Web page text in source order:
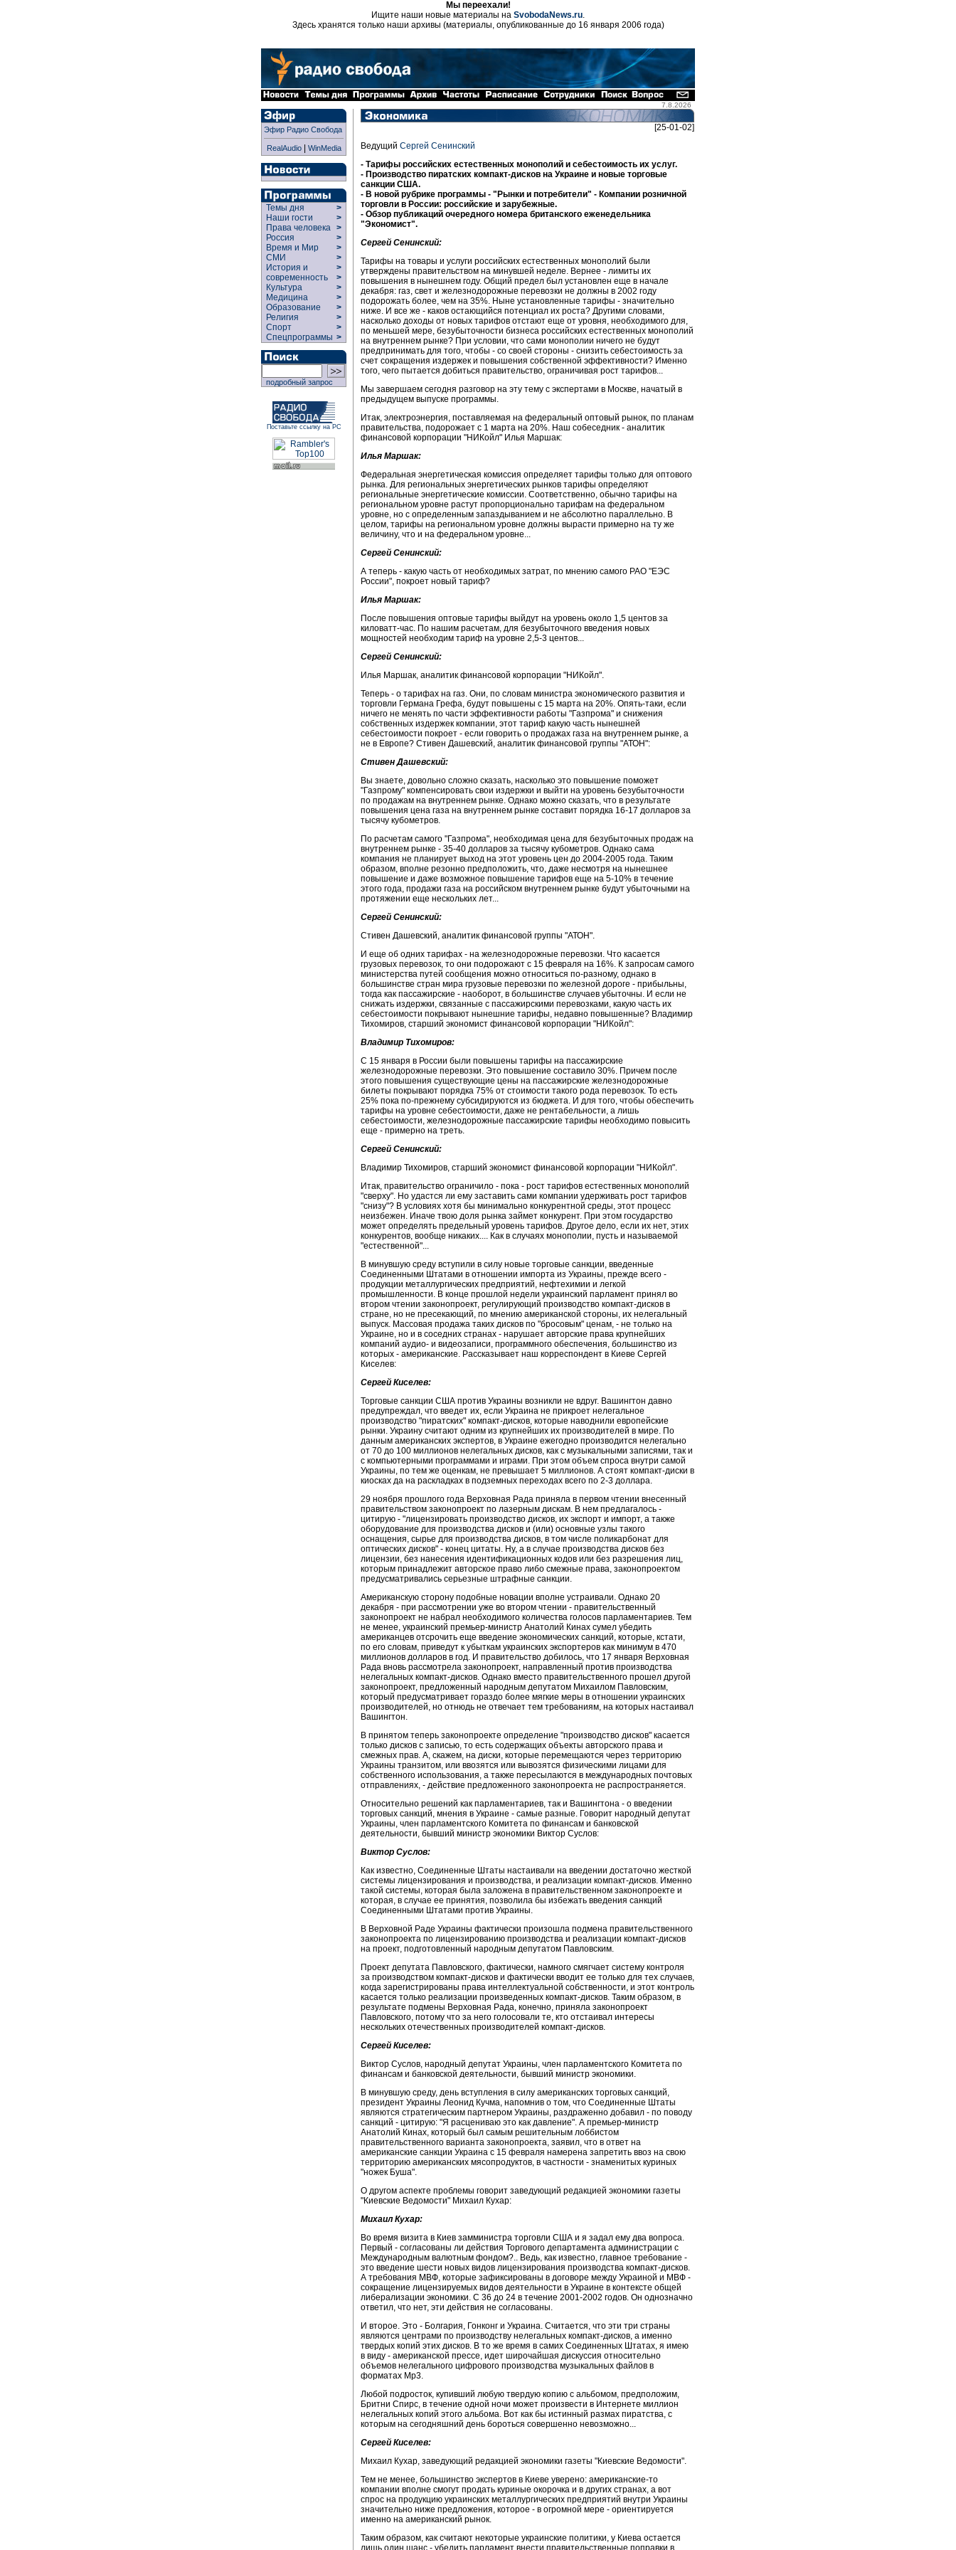
Мы переехали!
Ищите наши новые материалы на SvobodaNews.ru.
Здесь хранятся только наши архивы (материалы, опубликованные до 16 января 2006 года)
7.8.2026
Эфир Радио Свобода
RealAudio| WinMedia
Темы дня
>
Наши гости
>
Права человека >
Россия
>
Время и Мир
>
СМИ
>
История и
современность
>
>
Культура
>
Медицина
>
Образование
>
Религия
>
Спорт
>
Спецпрограммы >
подробный запрос
Поставьте ссылку на РС
[25-01-02]
Ведущий Сергей Сенинский
- Тарифы российских естественных монополий и себестоимость их услуг.
- Производство пиратских компакт-дисков на Украине и новые торговые
санкции США.
- В новой рубрике программы - "Рынки и потребители" - Компании розничной
торговли в России: российские и зарубежные.
- Обзор публикаций очередного номера британского еженедельника
"Экономист".
Сергей Сенинский:
Тарифы на товары и услуги российских естественных монополий были
утверждены правительством на минувшей неделе. Вернее - лимиты их
повышения в нынешнем году. Общий предел был установлен еще в начале
декабря: газ, свет и железнодорожные перевозки не должны в 2002 году
подорожать более, чем на 35%. Ныне установленные тарифы - значительно
ниже. И все же - каков остающийся потенциал их роста? Другими словами,
насколько доходы от новых тарифов отстают еще от уровня, необходимого для,
по меньшей мере, безубыточности бизнеса российских естественных монополий
на внутреннем рынке? При условии, что сами монополии ничего не будут
предпринимать для того, чтобы - со своей стороны - снизить себестоимость за
счет сокращения издержек и повышения собственной эффективности? Именно
того, чего пытается добиться правительство, ограничивая рост тарифов...
Мы завершаем сегодня разговор на эту тему с экспертами в Москве, начатый в
предыдущем выпуске программы.
Итак, электроэнергия, поставляемая на федеральный оптовый рынок, по планам
правительства, подорожает с 1 марта на 20%. Наш собеседник - аналитик
финансовой корпорации "НИКойл" Илья Маршак:
Илья Маршак:
Федеральная энергетическая комиссия определяет тарифы только для оптового
рынка. Для региональных энергетических рынков тарифы определяют
региональные энергетические комиссии. Соответственно, обычно тарифы на
региональном уровне растут пропорционально тарифам на федеральном
уровне, но с определенным запаздыванием и не абсолютно параллельно. В
целом, тарифы на региональном уровне должны вырасти примерно на ту же
величину, что и на федеральном уровне...
Сергей Сенинский:
А теперь - какую часть от необходимых затрат, по мнению самого РАО "ЕЭС
России", покроет новый тариф?
Илья Маршак:
После повышения оптовые тарифы выйдут на уровень около 1,5 центов за
киловатт-час. По нашим расчетам, для безубыточного введения новых
мощностей необходим тариф на уровне 2,5-3 центов...
Сергей Сенинский:
Илья Маршак, аналитик финансовой корпорации "НИКойл".
Теперь - о тарифах на газ. Они, по словам министра экономического развития и
торговли Германа Грефа, будут повышены с 15 марта на 20%. Опять-таки, если
ничего не менять по части эффективности работы "Газпрома" и снижения
собственных издержек компании, этот тариф какую часть нынешней
себестоимости покроет - если говорить о продажах газа на внутреннем рынке, а
не в Европе? Стивен Дашевский, аналитик финансовой группы "АТОН":
Стивен Дашевский:
Вы знаете, довольно сложно сказать, насколько это повышение поможет
"Газпрому" компенсировать свои издержки и выйти на уровень безубыточности
по продажам на внутреннем рынке. Однако можно сказать, что в результате
повышения цена газа на внутреннем рынке составит порядка 16-17 долларов за
тысячу кубометров.
По расчетам самого "Газпрома", необходимая цена для безубыточных продаж на
внутреннем рынке - 35-40 долларов за тысячу кубометров. Однако сама
компания не планирует выход на этот уровень цен до 2004-2005 года. Таким
образом, вполне резонно предположить, что, даже несмотря на нынешнее
повышение и даже возможное повышение тарифов еще на 5-10% в течение
этого года, продажи газа на российском внутреннем рынке будут убыточными на
протяжении еще нескольких лет...
Сергей Сенинский:
Стивен Дашевский, аналитик финансовой группы "АТОН".
И еще об одних тарифах - на железнодорожные перевозки. Что касается
грузовых перевозок, то они подорожают с 15 февраля на 16%. К запросам самого
министерства путей сообщения можно относиться по-разному, однако в
большинстве стран мира грузовые перевозки по железной дороге - прибыльны,
тогда как пассажирские - наоборот, в большинстве случаев убыточны. И если не
снижать издержки, связанные с пассажирскими перевозками, какую часть их
себестоимости покрывают нынешние тарифы, недавно повышенные? Владимир
Тихомиров, старший экономист финансовой корпорации "НИКойл":
Владимир Тихомиров:
С 15 января в России были повышены тарифы на пассажирские
железнодорожные перевозки. Это повышение составило 30%. Причем после
этого повышения существующие цены на пассажирские железнодорожные
билеты покрывают порядка 75% от стоимости такого рода перевозок. То есть
25% пока по-прежнему субсидируются из бюджета. И для того, чтобы обеспечить
тарифы на уровне себестоимости, даже не рентабельности, а лишь
себестоимости, железнодорожные пассажирские тарифы необходимо повысить
еще - примерно на треть.
Сергей Сенинский:
Владимир Тихомиров, старший экономист финансовой корпорации "НИКойл".
Итак, правительство ограничило - пока - рост тарифов естественных монополий
"сверху". Но удастся ли ему заставить сами компании удерживать рост тарифов
"снизу"? В условиях хотя бы минимально конкурентной среды, этот процесс
неизбежен. Иначе твою доля рынка займет конкурент. При этом государство
может определять предельный уровень тарифов. Другое дело, если их нет, этих
конкурентов, вообще никаких.... Как в случаях монополии, пусть и называемой
"естественной"...
В минувшую среду вступили в силу новые торговые санкции, введенные
Соединенными Штатами в отношении импорта из Украины, прежде всего -
продукции металлургических предприятий, нефтехимии и легкой
промышленности. В конце прошлой недели украинский парламент принял во
втором чтении законопроект, регулирующий производство компакт-дисков в
стране, но не пресекающий, по мнению американской стороны, их нелегальный
выпуск. Массовая продажа таких дисков по "бросовым" ценам, - не только на
Украине, но и в соседних странах - нарушает авторские права крупнейших
компаний аудио- и видеозаписи, программного обеспечения, большинство из
которых - американские. Рассказывает наш корреспондент в Киеве Сергей
Киселев:
Сергей Киселев:
Торговые санкции США против Украины возникли не вдруг. Вашингтон давно
предупреждал, что введет их, если Украина не прикроет нелегальное
производство "пиратских" компакт-дисков, которые наводнили европейские
рынки. Украину считают одним из крупнейших их производителей в мире. По
данным американских экспертов, в Украине ежегодно производится нелегально
от 70 до 100 миллионов нелегальных дисков, как с музыкальными записями, так и
с компьютерными программами и играми. При этом объем спроса внутри самой
Украины, по тем же оценкам, не превышает 5 миллионов. А стоят компакт-диски в
киосках да на раскладках в подземных переходах всего по 2-3 доллара.
29 ноября прошлого года Верховная Рада приняла в первом чтении внесенный
правительством законопроект по лазерным дискам. В нем предлагалось -
цитирую - "лицензировать производство дисков, их экспорт и импорт, а также
оборудование для производства дисков и (или) основные узлы такого
оснащения, сырье для производства дисков, в том числе поликарбонат для
оптических дисков" - конец цитаты. Ну, а в случае производства дисков без
лицензии, без нанесения идентификационных кодов или без разрешения лиц,
которым принадлежит авторское право либо смежные права, законопроектом
предусматривались серьезные штрафные санкции.
Американскую сторону подобные новации вполне устраивали. Однако 20
декабря - при рассмотрении уже во втором чтении - правительственный
законопроект не набрал необходимого количества голосов парламентариев. Тем
не менее, украинский премьер-министр Анатолий Кинах сумел убедить
американцев отсрочить еще введение экономических санкций, которые, кстати,
по его словам, приведут к убыткам украинских экспортеров как минимум в 470
миллионов долларов в год. И правительство добилось, что 17 января Верховная
Рада вновь рассмотрела законопроект, направленный против производства
нелегальных компакт-дисков. Однако вместо правительственного прошел другой
законопроект, предложенный народным депутатом Михаилом Павловским,
который предусматривает гораздо более мягкие меры в отношении украинских
производителей, но отнюдь не отвечает тем требованиям, на которых настаивал
Вашингтон.
В принятом теперь законопроекте определение "производство дисков" касается
только дисков с записью, то есть содержащих объекты авторского права и
смежных прав. А, скажем, на диски, которые перемещаются через территорию
Украины транзитом, или ввозятся или вывозятся физическими лицами для
собственного использования, а также пересылаются в международных почтовых
отправлениях, - действие предложенного законопроекта не распространяется.
Относительно решений как парламентариев, так и Вашингтона - о введении
торговых санкций, мнения в Украине - самые разные. Говорит народный депутат
Украины, член парламентского Комитета по финансам и банковской
деятельности, бывший министр экономики Виктор Суслов:
Виктор Суслов:
Как известно, Соединенные Штаты настаивали на введении достаточно жесткой
системы лицензирования и производства, и реализации компакт-дисков. Именно
такой системы, которая была заложена в правительственном законопроекте и
которая, в случае ее принятия, позволила бы избежать введения санкций
Соединенными Штатами против Украины.
В Верховной Раде Украины фактически произошла подмена правительственного
законопроекта по лицензированию производства и реализации компакт-дисков
на проект, подготовленный народным депутатом Павловским.
Проект депутата Павловского, фактически, намного смягчает систему контроля
за производством компакт-дисков и фактически вводит ее только для тех случаев,
когда зарегистрированы права интеллектуальной собственности, и этот контроль
касается только реализации произведенных компакт-дисков. Таким образом, в
результате подмены Верховная Рада, конечно, приняла законопроект
Павловского, потому что за него голосовали те, кто отстаивал интересы
нескольких отечественных производителей компакт-дисков.
Сергей Киселев:
Виктор Суслов, народный депутат Украины, член парламентского Комитета по
финансам и банковской деятельности, бывший министр экономики.
В минувшую среду, день вступления в силу американских торговых санкций,
президент Украины Леонид Кучма, напомнив о том, что Соединенные Штаты
являются стратегическим партнером Украины, раздраженно добавил - по поводу
санкций - цитирую: "Я расцениваю это как давление". А премьер-министр
Анатолий Кинах, который был самым решительным лоббистом
правительственного варианта законопроекта, заявил, что в ответ на
американские санкции Украина с 15 февраля намерена запретить ввоз на свою
территорию американских мясопродуктов, в частности - знаменитых куриных
"ножек Буша".
О другом аспекте проблемы говорит заведующий редакцией экономики газеты
"Киевские Ведомости" Михаил Кухар:
Михаил Кухар:
Во время визита в Киев замминистра торговли США и я задал ему два вопроса.
Первый - согласованы ли действия Торгового департамента администрации с
Международным валютным фондом?.. Ведь, как известно, главное требование -
это введение шести новых видов лицензирования производства компакт-дисков.
А требования МВФ, которые зафиксированы в договоре между Украиной и МВФ -
сокращение лицензируемых видов деятельности в Украине в контексте общей
либерализации экономики. С 36 до 24 в течение 2001-2002 годов. Он однозначно
ответил, что нет, эти действия не согласованы.
И второе. Это - Болгария, Гонконг и Украина. Считается, что эти три страны
являются центрами по производству нелегальных компакт-дисков, а именно
твердых копий этих дисков. В то же время в самих Соединенных Штатах, я имею
в виду - американской прессе, идет широчайшая дискуссия относительно
объемов нелегального цифрового производства музыкальных файлов в
форматах Mp3.
Любой подросток, купивший любую твердую копию с альбомом, предположим,
Бритни Спирс, в течение одной ночи может произвести в Интернете миллион
нелегальных копий этого альбома. Вот как бы истинный размах пиратства, с
которым на сегодняшний день бороться совершенно невозможно...
Сергей Киселев:
Михаил Кухар, заведующий редакцией экономики газеты "Киевские Ведомости".
Тем не менее, большинство экспертов в Киеве уверено: американские-то
компании вполне смогут продать куриные окорочка и в других странах, а вот
спрос на продукцию украинских металлургических предприятий внутри Украины
значительно ниже предложения, которое - в огромной мере - ориентируется
именно на американский рынок.
Таким образом, как считают некоторые украинские политики, у Киева остается
лишь один шанс - убедить парламент внести правительственные поправки в